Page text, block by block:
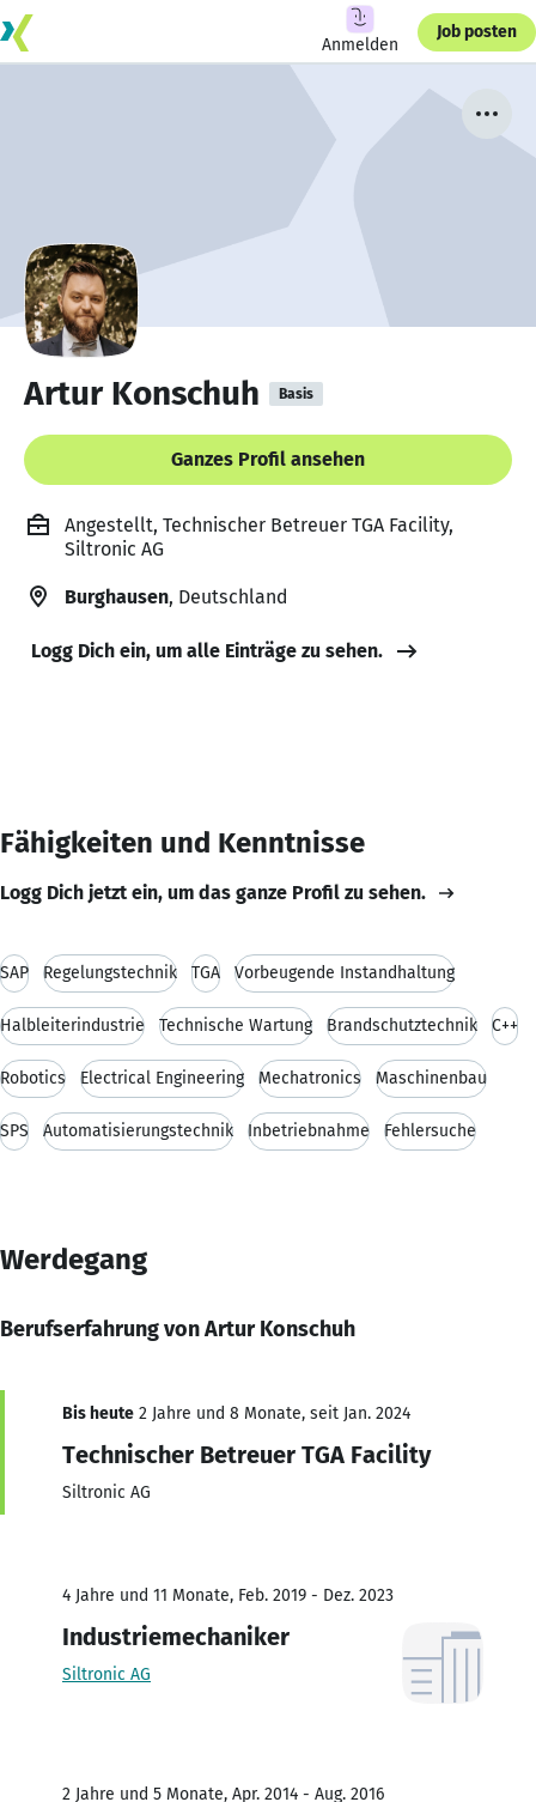
Anmelden
Job posten
Artur Konschuh Basis
Ganzes Profil ansehen
Angestellt, Technischer Betreuer TGA Facility,
Siltronic AG
Burghausen, Deutschland
Logg Dich ein, um alle Einträge zu sehen.
Fähigkeiten und Kenntnisse
Logg Dich jetzt ein, um das ganze Profil zu sehen.
SAP Regelungstechnik TGA Vorbeugende Instandhaltung
Halbleiterindustrie Technische Wartung Brandschutztechnik C++
Robotics Electrical Engineering Mechatronics Maschinenbau
SPS Automatisierungstechnik Inbetriebnahme Fehlersuche
Werdegang
Berufserfahrung von Artur Konschuh
Bis heute 2 Jahre und 8 Monate, seit Jan. 2024
Technischer Betreuer TGA Facility
Siltronic AG
4 Jahre und 11 Monate, Feb. 2019 - Dez. 2023
Industriemechaniker
Siltronic AG
2 Jahre und 5 Monate, Apr. 2014 - Aug. 2016